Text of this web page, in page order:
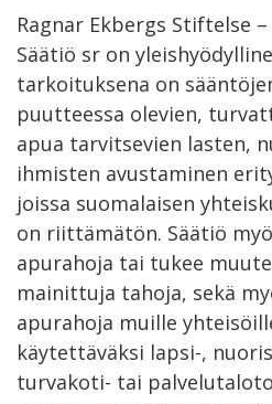
Ragnar Ekbergs Stiftelse
Säätiö sr on
tarkoituksena on
puutteessa olevien,
apua tarvitsevien lasten,
ihmisten avustaminen
joissa suomalaisen
on riittämätön. Säätiö
apurahoja tai tukee
mainittuja tahoja, sekä
apurahoja muille
käytettäväksi lapsi-,
turvakoti- tai